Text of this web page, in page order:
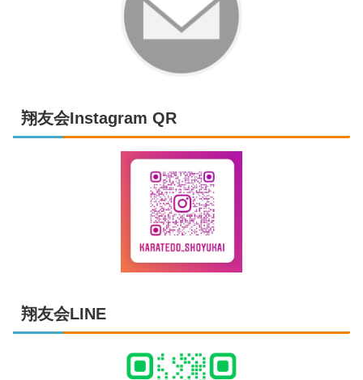
翔友会Instagram QR
翔友会LINE